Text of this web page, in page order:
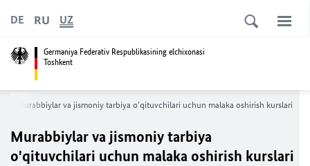
Germaniya Federativ Respublikasining elchixonasi
Toshkent
DE RU UZ
Murabbiylar va jismoniy tarbiya o'qituvchilari uchun malaka oshirish kurslari
Murabbiylar va jismoniy tarbiya
o'qituvchilari uchun malaka oshirish kurslari